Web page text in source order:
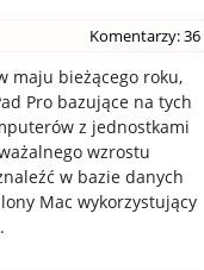
Komentarzy: 36
maju bieżącego roku,
Pro bazujące na tych
z jednostkami
wzrostu
w bazie danych
Mac wykorzystujący